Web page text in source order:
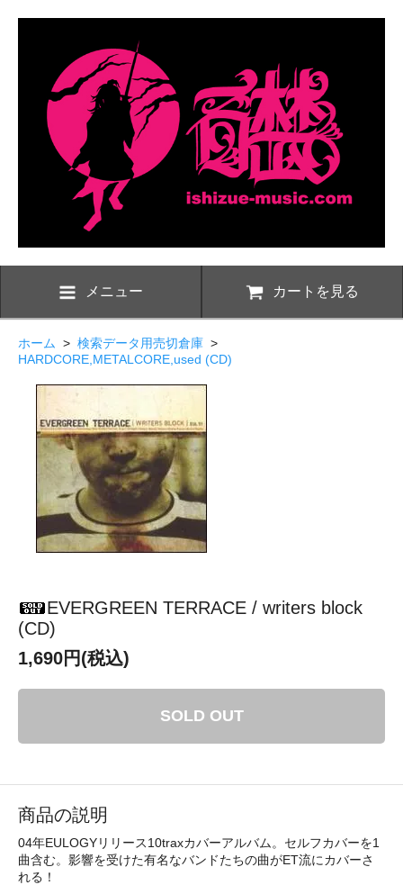
メニュー カートを見る
ホーム > 検索データ用売切倉庫 >
HARDCORE,METALCORE,used (CD)
EVERGREEN TERRACE / writers block
(CD)
1,690円(税込)
SOLD OUT
商品の説明
04年EULOGYリリース10traxカバーアルバム。セルフカバーを1
曲含む。影響を受けた有名なバンドたちの曲がET流にカバーさ
れる！